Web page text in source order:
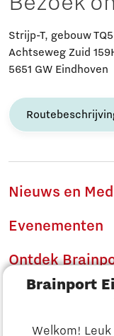
Brainport
Welkom!
Strijp-T, gebouw
Achtseweg Zuid
5651 GW Eindhoven
Nieuws en
Evenementen
Ontdek
Innovatie
Ondernemen